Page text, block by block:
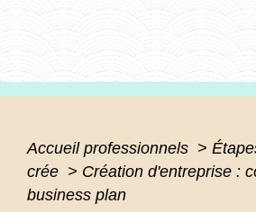
Accueil professionnels >
crée > Création d'entreprise :
business plan